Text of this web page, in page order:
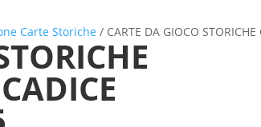
Carte Storiche / CARTE DA GIOCO